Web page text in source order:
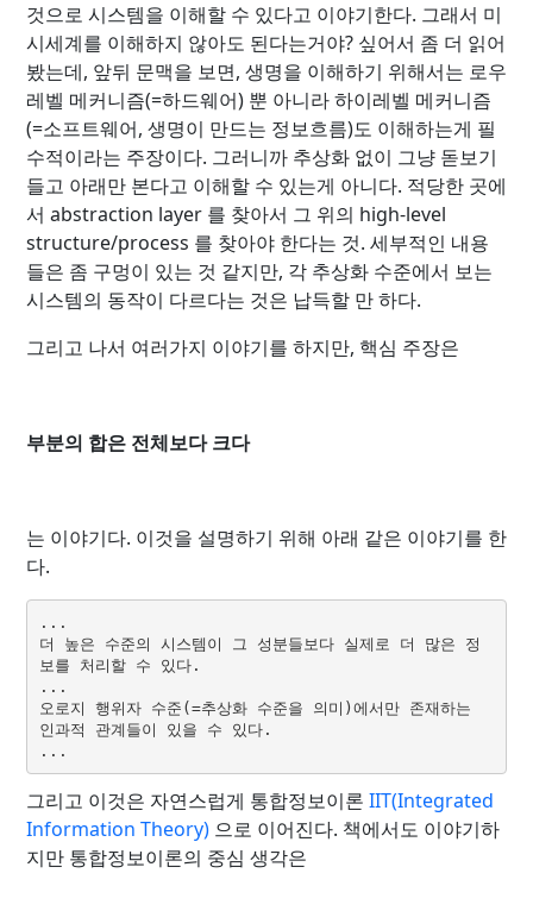
것으로 시스템을 이해할 수 있다고 이야기한다. 그래서 미
시세계를 이해하지 않아도 된다는거야? 싶어서 좀 더 읽어
봤는데, 앞뒤 문맥을 보면, 생명을 이해하기 위해서는 로우
레벨 메커니즘(=하드웨어) 뿐 아니라 하이레벨 메커니즘
(=소프트웨어, 생명이 만드는 정보흐름)도 이해하는게 필
수적이라는 주장이다. 그러니까 추상화 없이 그냥 돋보기
들고 아래만 본다고 이해할 수 있는게 아니다. 적당한 곳에
서 abstraction layer 를 찾아서 그 위의 high-level
structure/process 를 찾아야 한다는 것. 세부적인 내용
들은 좀 구멍이 있는 것 같지만, 각 추상화 수준에서 보는
시스템의 동작이 다르다는 것은 납득할 만 하다.
그리고 나서 여러가지 이야기를 하지만, 핵심 주장은
부분의 합은 전체보다 크다
는 이야기다. 이것을 설명하기 위해 아래 같은 이야기를 한
다.
...
더 높은 수준의 시스템이 그 성분들보다 실제로 더 많은 정
보를 처리할 수 있다.
...
오로지 행위자 수준(=추상화 수준을 의미)에서만 존재하는
인과적 관계들이 있을 수 있다.
...
그리고 이것은 자연스럽게 통합정보이론 IIT(Integrated
Information Theory) 으로 이어진다. 책에서도 이야기하
지만 통합정보이론의 중심 생각은